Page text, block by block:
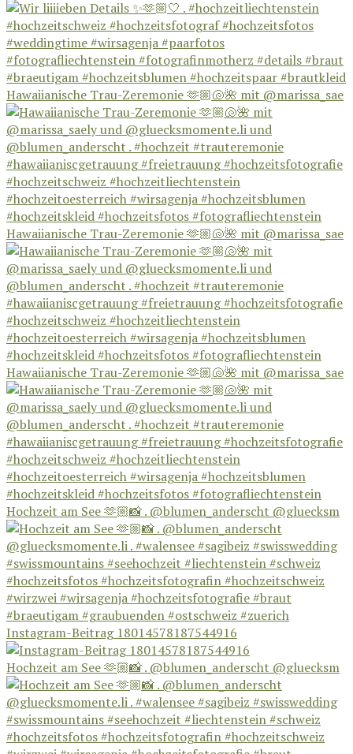
Hawaiianische Trau-Zeremonie 🫶🏼🐚🌺 mit @marissa_sae
Hawaiianische Trau-Zeremonie 🫶🏼🐚🌺 mit @marissa_sae
Hawaiianische Trau-Zeremonie 🫶🏼🐚🌺 mit @marissa_sae
Hochzeit am See 🫶🏼📸 . @blumen_anderscht @gluecksm
Instagram-Beitrag 18014578187544916
Hochzeit am See 🫶🏼📸 . @blumen_anderscht @gluecksm